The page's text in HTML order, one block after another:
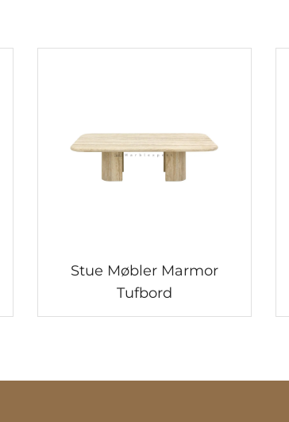
Stue Møbler Marmor
Tufbord